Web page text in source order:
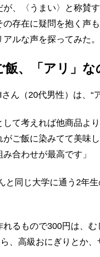
が、〈うまい〉と称賛
の存在に疑問を抱く声
ルな声を探ってみた。
飯、「アリ」
ん（20代男性）は、“ア
して考えれば他商品よ
がご飯に染みてて美味
合わせが最高です」
同じ大学に通う2年生
れるもので300円は、
、高級おにぎりとか、